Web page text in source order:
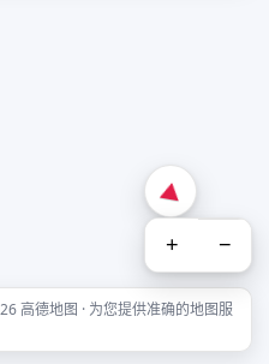
+ −
高德地图 · 为您提供准确的地图服